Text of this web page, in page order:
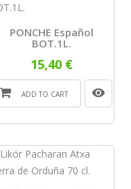
PONCHE Español
BOT.1L.
15,40 €
ADD TO CART